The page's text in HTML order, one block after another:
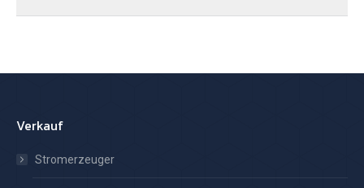
Verkauf
Stromerzeuger